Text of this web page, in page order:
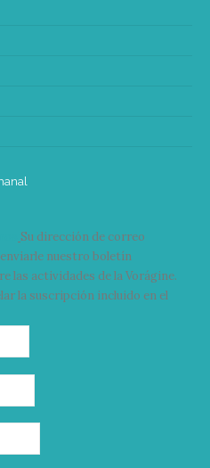
Su dirección de correo
nuestro boletín
las actividades de la Vorágine.
la suscripción incluido en el